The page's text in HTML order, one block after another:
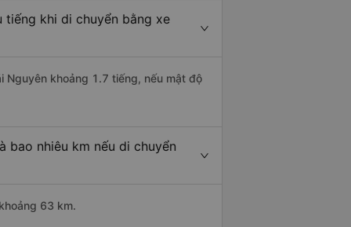
tiếng khi di chuyển bằng xe
Nguyên khoảng 1.7 tiếng, nếu mật độ
bao nhiêu km nếu di chuyển
63 km.